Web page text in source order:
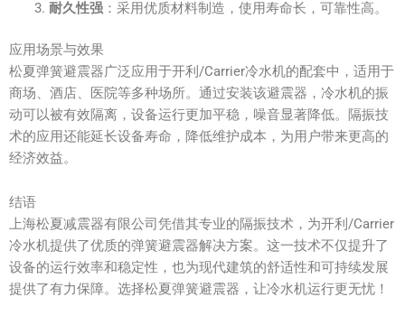
耐久性强：采用优质材料制造，使用寿命长，可靠性高。
应用场景与效果
松夏弹簧避震器广泛应用于开利/Carrier冷水机的配套中，适用于
商场、酒店、医院等多种场所。通过安装该避震器，冷水机的振
动可以被有效隔离，设备运行更加平稳，噪音显著降低。隔振技
术的应用还能延长设备寿命，降低维护成本，为用户带来更高的
经济效益。
结语
上海松夏减震器有限公司凭借其专业的隔振技术，为开利/Carrier
冷水机提供了优质的弹簧避震器解决方案。这一技术不仅提升了
设备的运行效率和稳定性，也为现代建筑的舒适性和可持续发展
提供了有力保障。选择松夏弹簧避震器，让冷水机运行更无忧！